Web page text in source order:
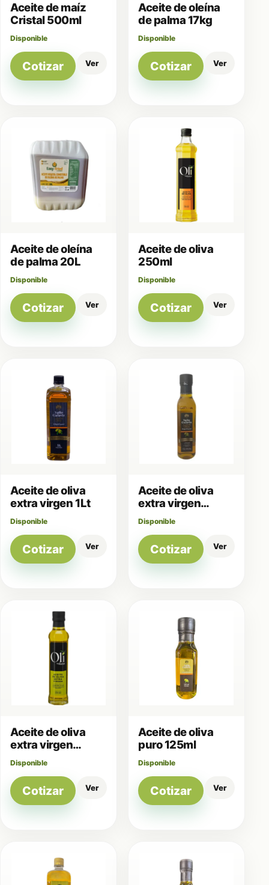
Aceite de maíz
Cristal 500ml
Disponible
Cotizar Ver
Aceite de oleína
de palma 17kg
Disponible
Cotizar Ver
Aceite de oleína
de palma 20L
Disponible
Cotizar Ver
Aceite de oliva
250ml
Disponible
Cotizar Ver
Aceite de oliva
extra virgen 1Lt
Disponible
Cotizar Ver
Aceite de oliva
extra virgen
250ml
Disponible
Cotizar Ver
Aceite de oliva
extra virgen
250ml
Disponible
Cotizar Ver
Aceite de oliva
puro 125ml
Disponible
Cotizar Ver